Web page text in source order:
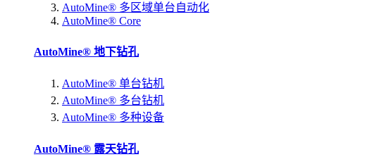
AutoMine® 多区域单台自动化
AutoMine® Core
AutoMine® 地下钻孔
AutoMine® 单台钻机
AutoMine® 多台钻机
AutoMine® 多种设备
AutoMine® 露天钻孔